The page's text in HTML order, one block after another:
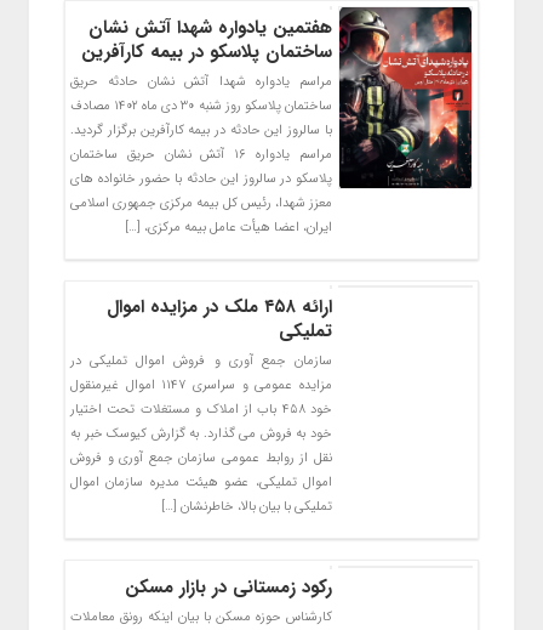
هفتمین یادواره شهدا آتش نشان
ساختمان پلاسکو در بیمه کارآفرین
مراسم یادواره شهدا آتش نشان حادثه حریق
ساختمان پلاسکو روز شنبه ۳۰ دی ماه ۱۴۰۲ مصادف
با سالروز این حادثه در بیمه کارآفرین برگزار گردید.
مراسم یادواره ۱۶ آتش نشان حریق ساختمان
پلاسکو در سالروز این حادثه با حضور خانواده های
معزز شهدا، رئیس کل بیمه مرکزی جمهوری اسلامی
ایران، اعضا هیأت عامل بیمه مرکزی، […]
ارائه ۴۵۸ ملک در مزایده اموال
تملیکی
سازمان جمع آوری و فروش اموال تملیکی در
مزایده عمومی و سراسری ۱۱۴۷ اموال غیرمنقول
خود ۴۵۸ باب از املاک و مستغلات تحت اختیار
خود به فروش می گذارد. به گزارش کیوسک خبر به
نقل از روابط عمومی سازمان جمع آوری و فروش
اموال تملیکی، عضو هیئت مدیره سازمان اموال
تملیکی با بیان بالا، خاطرنشان […]
رکود زمستانی در بازار مسکن
کارشناس حوزه مسکن با بیان اینکه رونق معاملات